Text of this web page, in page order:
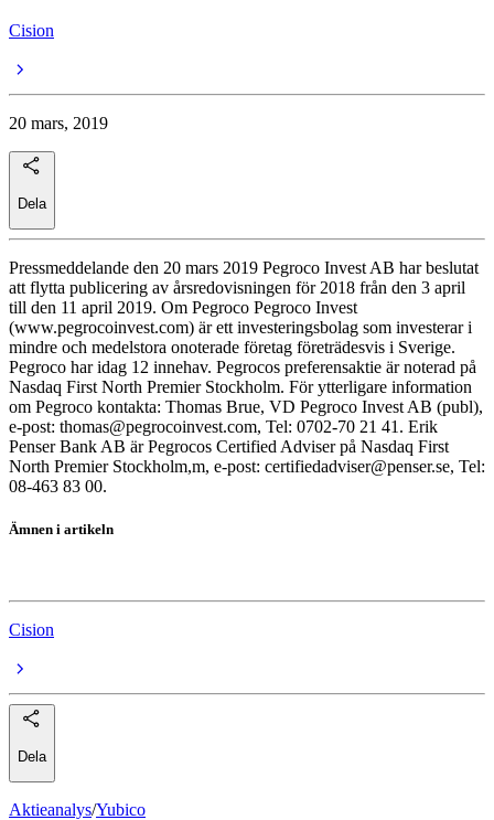
Cision
20 mars, 2019
Dela
Pressmeddelande den 20 mars 2019 Pegroco Invest AB har beslutat
att flytta publicering av årsredovisningen för 2018 från den 3 april
till den 11 april 2019. Om Pegroco Pegroco Invest
(www.pegrocoinvest.com) är ett investeringsbolag som investerar i
mindre och medelstora onoterade företag företrädesvis i Sverige.
Pegroco har idag 12 innehav. Pegrocos preferensaktie är noterad på
Nasdaq First North Premier Stockholm. För ytterligare information
om Pegroco kontakta: Thomas Brue, VD Pegroco Invest AB (publ),
e-post: thomas@pegrocoinvest.com, Tel: 0702-70 21 41. Erik
Penser Bank AB är Pegrocos Certified Adviser på Nasdaq First
North Premier Stockholm,m, e-post: certifiedadviser@penser.se, Tel:
08-463 83 00.
Ämnen i artikeln
Cision
Dela
Aktieanalys/Yubico